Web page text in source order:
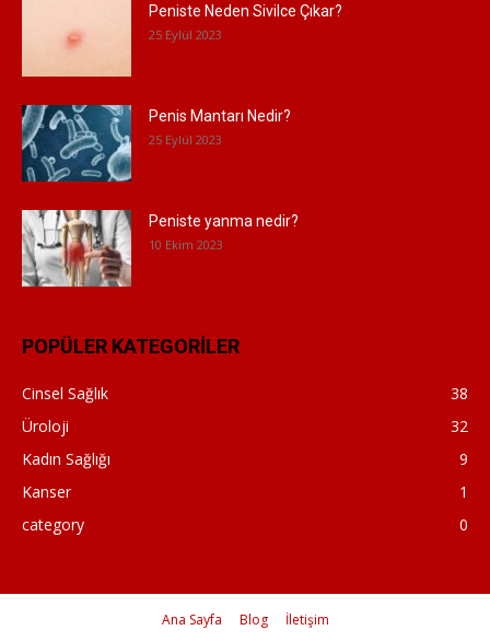
Peniste Neden Sivilce Çıkar?
25 Eylül 2023
Penis Mantarı Nedir?
25 Eylül 2023
Peniste yanma nedir?
10 Ekim 2023
POPÜLER KATEGORİLER
Cinsel Sağlık
38
Üroloji
32
Kadın Sağlığı
9
Kanser
1
category
0
Ana Sayfa Blog İletişim